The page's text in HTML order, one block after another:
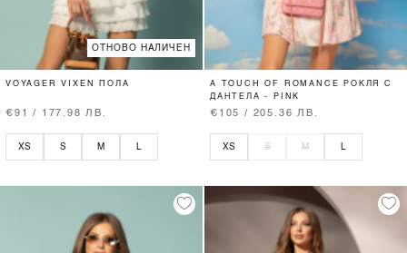
ОТНОВО НАЛИЧЕН
VOYAGER VIXEN ПОЛА
€91 / 177.98 ЛВ.
XS S M
A TOUCH OF ROMANCE РОКЛЯ С
ДАНТЕЛА - PINK
€105 / 205.36 ЛВ.
XS S M